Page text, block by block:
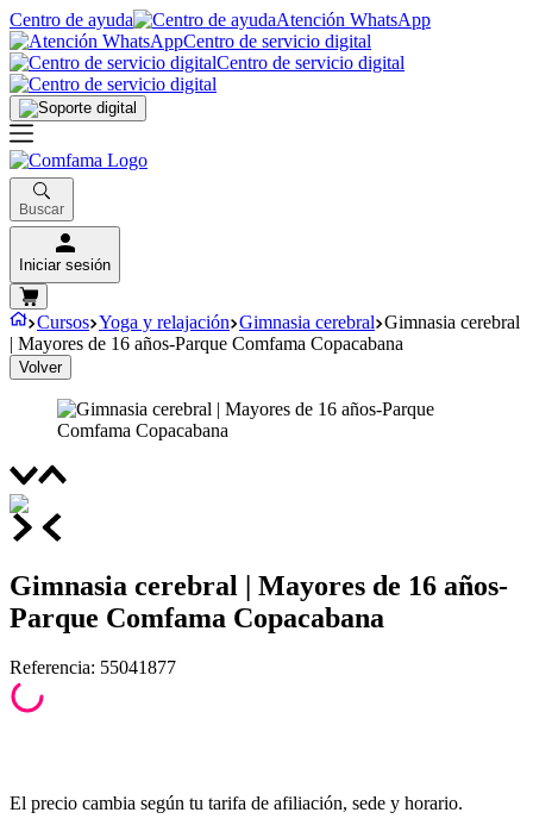
Centro de ayuda
Atención WhatsApp
Centro de servicio digital
Centro de servicio digital
Buscar
Iniciar sesión
Cursos Yoga y relajación Gimnasia cerebral Gimnasia cerebral
| Mayores de 16 años-Parque Comfama Copacabana
Volver
Gimnasia cerebral | Mayores de 16 años-
Parque Comfama Copacabana
Referencia: 55041877
El precio cambia según tu tarifa de afiliación, sede y horario.